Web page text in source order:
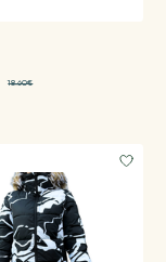
18.60€